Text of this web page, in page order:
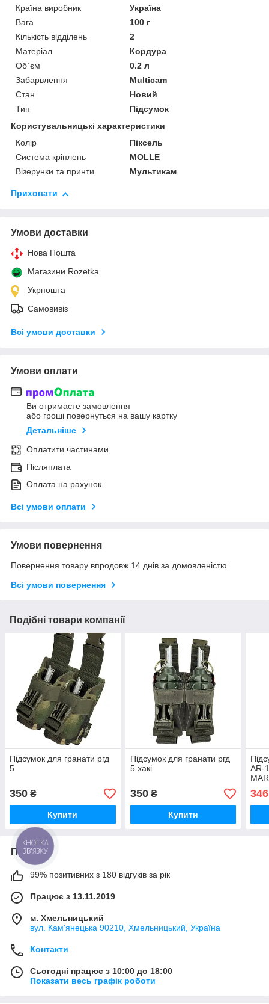
Країна виробник
Україна
Вага
100 г
Кількість відділень
2
Матеріал
Кордура
Об`єм
0.2 л
Забарвлення
Multicam
Стан
Новий
Тип
Підсумок
Користувальницькі характеристики
Колір
Піксель
Система кріплень
MOLLE
Візерунки та принти
Мультикам
Приховати
Умови доставки
Нова Пошта
Магазини Rozetka
Укрпошта
Самовивіз
Всі умови доставки
Умови оплати
Ви отримаєте замовлення
або гроші повернуться на вашу картку
Детальніше
Оплатити частинами
Післяплата
Оплата на рахунок
Всі умови оплати
Умови повернення
Повернення товару впродовж 14 днів за домовленістю
Всі умови повернення
Подібні товари компанії
Підсумок для гранати ргд
5
350 ₴
Купити
Підсумок для гранати ргд
5 хакі
350₴
Купити
AR-
Про нас
99% позитивних з 180 відгуків за рік
Працює з 13.11.2019
м. Хмельницький
вул. Кам'янецька 90210, Хмельницький, Україна
Контакти
Сьогодні працює з 10:00 до 18:00
Показати весь графік роботи
КНОПКА
ЗВ'ЯЗКУ